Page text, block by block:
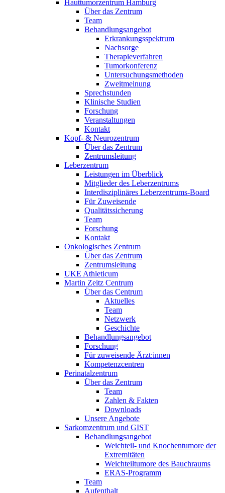
Hauttumorzentrum Hamburg
Über das Zentrum
Team
Behandlungsangebot
Erkrankungsspektrum
Nachsorge
Therapieverfahren
Tumorkonferenz
Untersuchungsmethoden
Zweitmeinung
Sprechstunden
Klinische Studien
Forschung
Veranstaltungen
Kontakt
Kopf- & Neurozentrum
Über das Zentrum
Zentrumsleitung
Leberzentrum
Leistungen im Überblick
Mitglieder des Leberzentrums
Interdisziplinäres Leberzentrums-Board
Für Zuweisende
Qualitätssicherung
Team
Forschung
Kontakt
Onkologisches Zentrum
Über das Zentrum
Zentrumsleitung
UKE Athleticum
Martin Zeitz Centrum
Über das Centrum
Aktuelles
Team
Netzwerk
Geschichte
Behandlungsangebot
Forschung
Für zuweisende Ärzt:innen
Kompetenzcentren
Perinatalzentrum
Über das Zentrum
Team
Zahlen & Fakten
Downloads
Unsere Angebote
Sarkomzentrum und GIST
Behandlungsangebot
Weichteil- und Knochentumore der
Extremitäten
Weichteiltumore des Bauchraums
ERAS-Programm
Team
Aufenthalt